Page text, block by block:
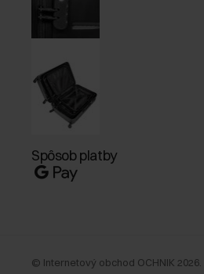
Spôsob platby
© Internetový obchod OCHNIK 2026